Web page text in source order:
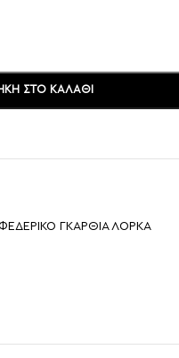
ΣΤΟ ΚΑΛΆΘΙ
ΓΚΑΡΘΙΑ ΛΟΡΚΑ